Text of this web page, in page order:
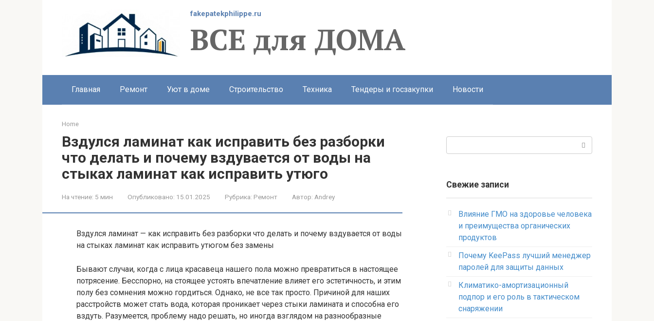
fakepatekphilippe.ru
ВСЕ для ДОМА
Главная Ремонт Уют в доме Строительство Техника Тендеры и госзакупки Новости
Home
Вздулся ламинат как исправить без разборки
что делать и почему вздувается от воды на
стыках ламинат как исправить утюго
На чтение: 5 мин Опубликовано: 15.01.2025 Рубрика: Ремонт Автор: Andrey
Вздулся ламинат — как исправить без разборки что делать и почему вздувается от воды
на стыках ламинат как исправить утюгом без замены
Бывают случаи, когда с лица красавеца нашего пола можно превратиться в настоящее
потрясение. Бесспорно, на стоящее устоять впечатление влияет его эстетичность, и этим
полу без сомнения можно гордиться. Однако, не все так просто. Причиной для наших
расстройств может стать вода, которая проникает через стыки ламината и способна его
вздуть. Разумеется, проблему надо решать, но иногда взглядом на разнообразные
Свежие записи
Влияние ГМО на здоровье человека
и преимущества органических
продуктов
Почему KeePass лучший менеджер
паролей для защиты данных
Климатико-амортизационный
подпор и его роль в тактическом
снаряжении